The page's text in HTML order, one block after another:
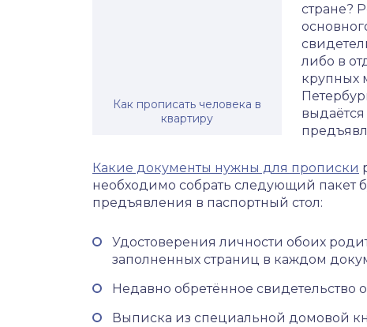
Как прописать человека в
квартиру
стране?
либо в
крупных
Какие документы нужны для прописки
необходимо собрать следующий пакет
предъявления в паспортный стол:
Удостоверения личности обоих
заполненных страниц в каждом
Недавно обретённое свидетельство
Выписка из специальной домовой